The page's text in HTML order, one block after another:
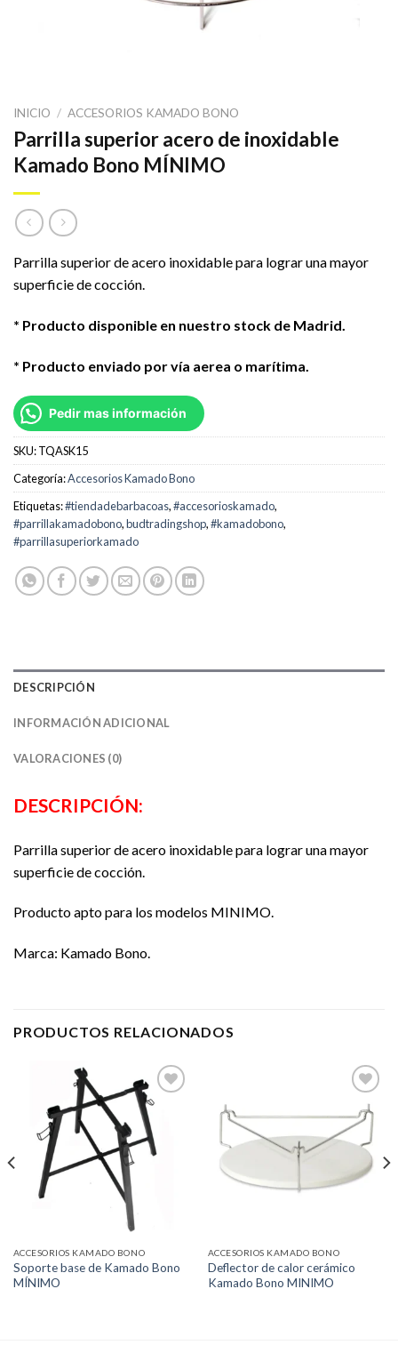
INICIO / ACCESORIOS KAMADO BONO
Parrilla superior acero de inoxidable
Kamado Bono MÍNIMO
Parrilla superior de acero inoxidable para lograr una mayor
superficie de cocción.
* Producto disponible en nuestro stock de Madrid.
* Producto enviado por vía aerea o marítima.
Pedir mas información
SKU:TQASK15
Categoría:Accesorios Kamado Bono
Etiquetas:#tiendadebarbacoas,#accesorioskamado,
#parrillakamadobono,budtradingshop,#kamadobono,
#parrillasuperiorkamado
DESCRIPCIÓN
INFORMACIÓN ADICIONAL
VALORACIONES (0)
DESCRIPCIÓN:
Parrilla superior de acero inoxidable para lograr una mayor
superficie de cocción.
Producto apto para los modelos MINIMO.
Marca: Kamado Bono.
PRODUCTOS RELACIONADOS
Añadir
a la
ACCESORIOS KAMADO BONO
Soporte base de Kamado Bono
MÍNIMO
Añadir
a la
lista de
deseos
ACCESORIOS KAMADO BONO
Deflector de calor cerámico
Kamado Bono MINIMO